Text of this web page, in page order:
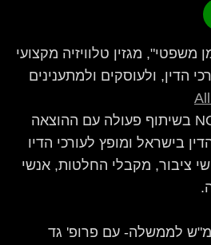
משפטי", מגזין טלוויזיה מקצועי
הדין, ולעוסקים ולמתענינים
המגזין מופק ע"יNOWTV בשיתוף פעולה עם ההוצאה
בישראל ומופץ לעורכי הדיו
ציבור, מקבלי החלטות, אנשי
לממשלה- עם פרופ' גד